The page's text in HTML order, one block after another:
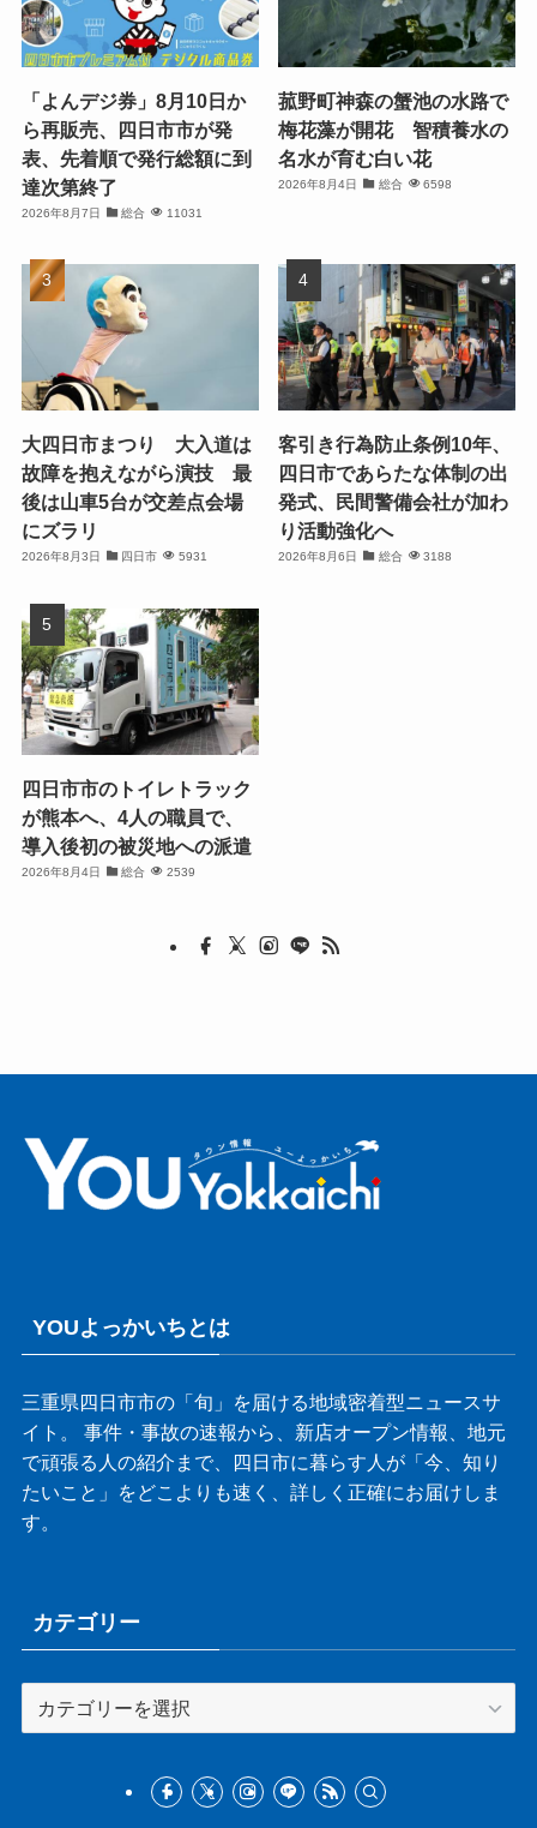
「よんデジ券」8月10日か
ら再販売、四日市市が発
表、先着順で発行総額に到
達次第終了
2026年8月7日 総合 11031
菰野町神森の蟹池の水路で
梅花藻が開花 智積養水の
名水が育む白い花
2026年8月4日 総合 6598
大四日市まつり 大入道は
故障を抱えながら演技 最
後は山車5台が交差点会場
にズラリ
2026年8月3日 四日市 5931
客引き行為防止条例10年、
四日市であらたな体制の出
発式、民間警備会社が加わ
り活動強化へ
2026年8月6日 総合 3188
四日市市のトイレトラック
が熊本へ、4人の職員で、
導入後初の被災地への派遣
2026年8月4日 総合 2539
YOUよっかいちとは
三重県四日市市の「旬」を届ける地域密着型ニュースサ
イト。 事件・事故の速報から、新店オープン情報、地元
で頑張る人の紹介まで、四日市に暮らす人が「今、知り
たいこと」をどこよりも速く、詳しく正確にお届けしま
す。
カテゴリー
テ